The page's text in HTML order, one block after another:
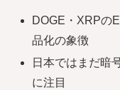
DOGE・XRPの
品化の象徴
日本ではまだ暗
に注目